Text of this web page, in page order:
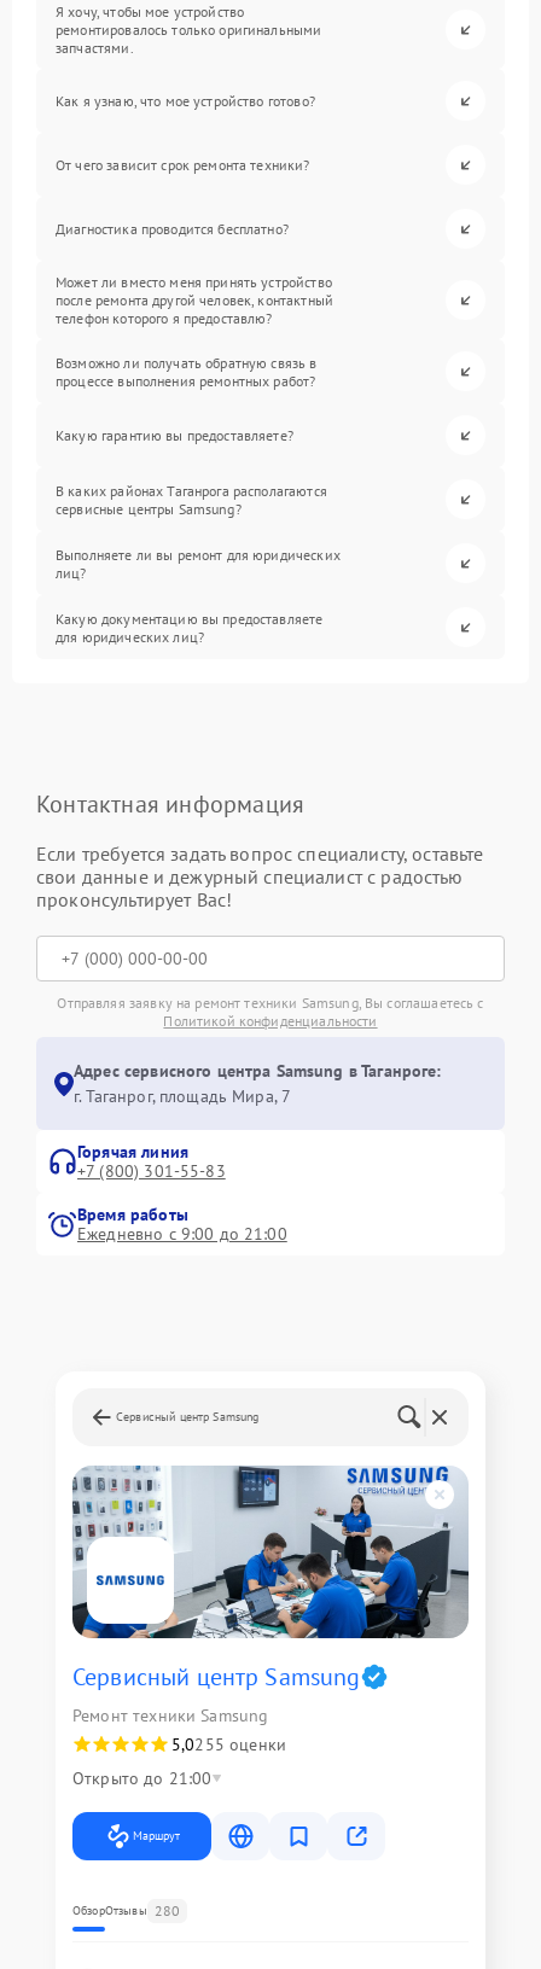
Я хочу, чтобы мое устройство
ремонтировалось только оригинальными
запчастями.
Как я узнаю, что мое устройство готово?
От чего зависит срок ремонта техники?
Диагностика проводится бесплатно?
Может ли вместо меня принять устройство
после ремонта другой человек, контактный
телефон которого я предоставлю?
Возможно ли получать обратную связь в
процессе выполнения ремонтных работ?
Какую гарантию вы предоставляете?
В каких районах Таганрога располагаются
сервисные центры Samsung?
Выполняете ли вы ремонт для юридических
лиц?
Какую документацию вы предоставляете
для юридических лиц?
Контактная информация
Если требуется задать вопрос специалисту, оставьте
свои данные и дежурный специалист с радостью
проконсультирует Вас!
Отправляя заявку на ремонт техники Samsung, Вы соглашаетесь с
Политикой конфиденциальности
Адрес сервисного центра Samsung в Таганроге:
г. Таганрог, площадь Мира, 7
Горячая линия
+7 (800) 301-55-83
Время работы
Ежедневно с 9:00 до 21:00
Сервисный центр Samsung
Сервисный центр Samsung
Ремонт техники Samsung
5,0255 оценки
Открыто до 21:00
Маршрут
ОбзорОтзывы 280